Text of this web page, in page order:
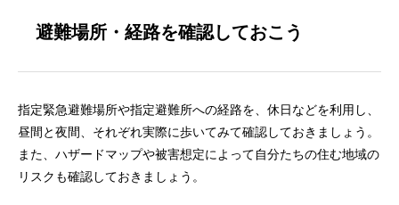
避難場所・経路を確認しておこう
指定緊急避難場所や指定避難所への経路を、休日などを利用し、
昼間と夜間、それぞれ実際に歩いてみて確認しておきましょう。
また、ハザードマップや被害想定によって自分たちの住む地域の
リスクも確認しておきましょう。